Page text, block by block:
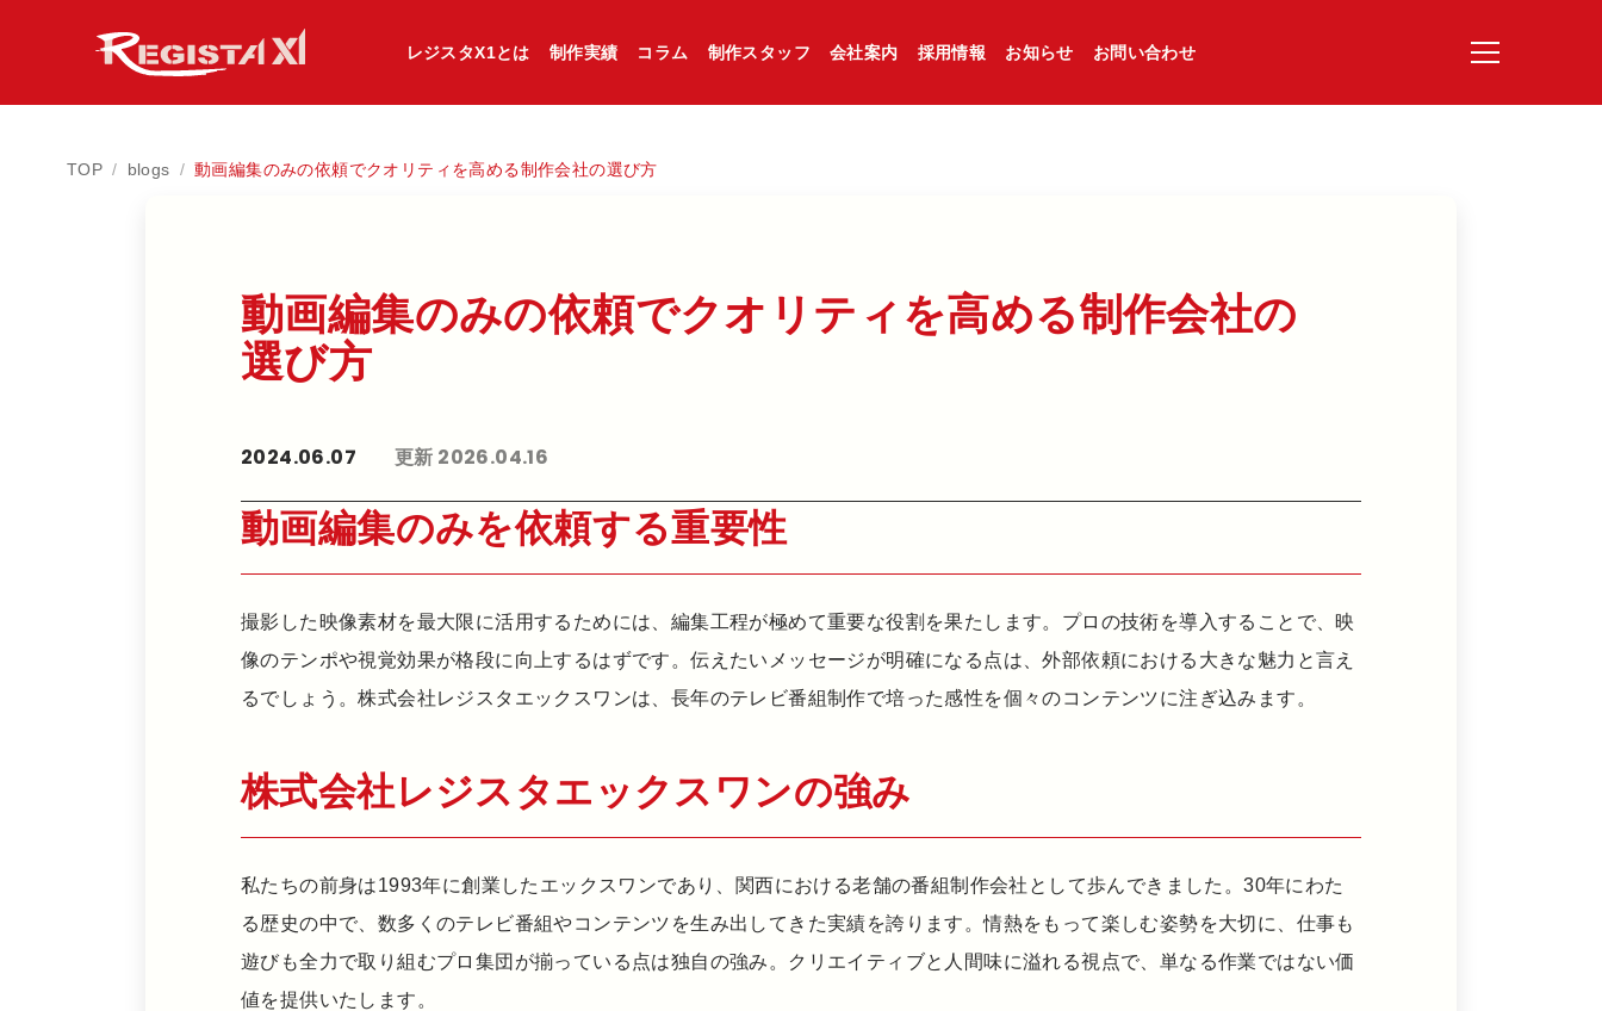
レジスタX1とは 制作実績 コラム 制作スタッフ 会社案内 採用情報 お知らせ お問い合わせ
TOP / blogs / 動画編集のみの依頼でクオリティを高める制作会社の選び方
動画編集のみの​依頼で​クオリティを​高める​制作会社の​
選び方​
2024.06.07 更新 2026.04.16
動画編集のみを依頼する重要性
撮影した映像素材を最大限に活用するためには、編集工程が極めて重要な役割を果たします。プロの技術を導入することで、映
像のテンポや視覚効果が格段に向上するはずです。伝えたいメッセージが明確になる点は、外部依頼における大きな魅力と言え
るでしょう。株式会社レジスタエックスワンは、長年のテレビ番組制作で培った感性を個々のコンテンツに注ぎ込みます。
株式会社レジスタエックスワンの強み
私たちの前身は1993年に創業したエックスワンであり、関西における老舗の番組制作会社として歩んできました。30年にわた
る歴史の中で、数多くのテレビ番組やコンテンツを生み出してきた実績を誇ります。情熱をもって楽しむ姿勢を大切に、仕事も
遊びも全力で取り組むプロ集団が揃っている点は独自の強み。クリエイティブと人間味に溢れる視点で、単なる作業ではない価
値を提供いたします。